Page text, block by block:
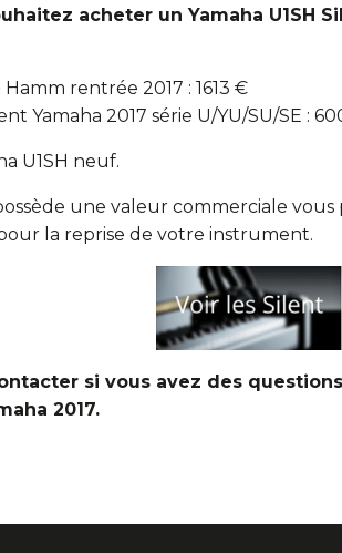
acheter un Yamaha U1SH
rentrée 2017 : 1613 €
Yamaha 2017 série U/YU/SU/SE :
U1SH neuf.
une valeur commerciale
la reprise de votre instrument.
si vous avez des
2017.